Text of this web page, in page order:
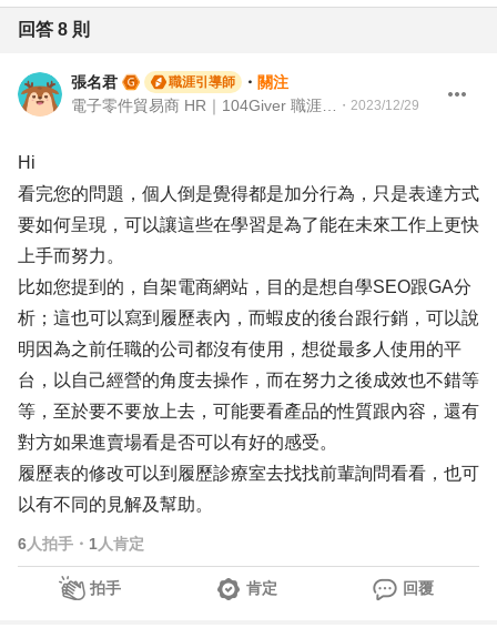
回答 8 則
張名君 職涯引導師 ・ 關注
・ 2023/12/29
Hi
看完您的問題，個人倒是覺得都是加分行為，只是表達方式
要如何呈現，可以讓這些在學習是為了能在未來工作上更快
上手而努力。
比如您提到的，自架電商網站，目的是想自學SEO跟GA分
析；這也可以寫到履歷表內，而蝦皮的後台跟行銷，可以說
明因為之前任職的公司都沒有使用，想從最多人使用的平
台，以自己經營的角度去操作，而在努力之後成效也不錯等
等，至於要不要放上去，可能要看產品的性質跟內容，還有
對方如果進賣場看是否可以有好的感受。
履歷表的修改可以到履歷診療室去找找前輩詢問看看，也可
以有不同的見解及幫助。
6人拍手 ・ 1 人肯定
拍手 肯定 回覆